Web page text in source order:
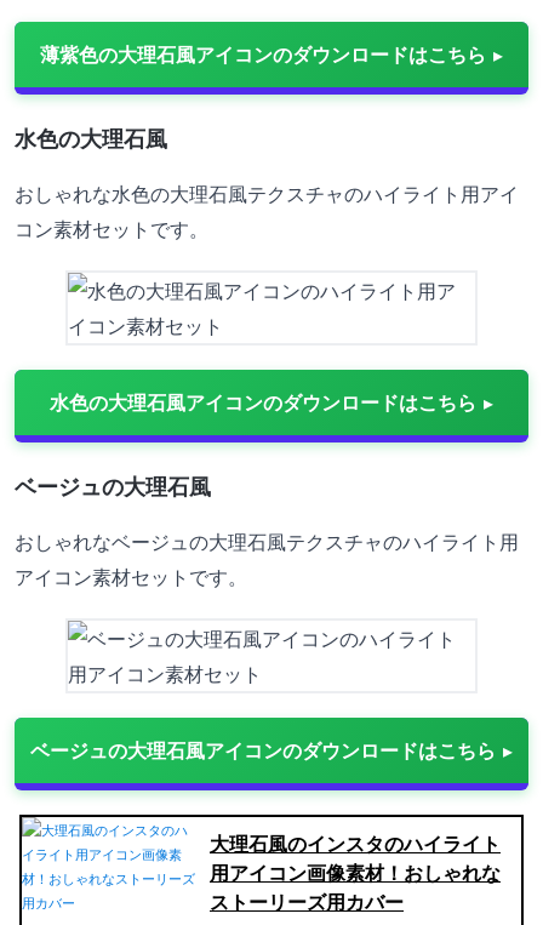
薄紫色の大理石風アイコンのダウンロードはこちら
水色の大理石風
おしゃれな水色の大理石風テクスチャのハイライト用アイ
コン素材セットです。
水色の大理石風アイコンのダウンロードはこちら
ベージュの大理石風
おしゃれなベージュの大理石風テクスチャのハイライト用
アイコン素材セットです。
ベージュの大理石風アイコンのダウンロードはこちら
大理石風のインスタのハイライト
用アイコン画像素材！おしゃれな
ストーリーズ用カバー